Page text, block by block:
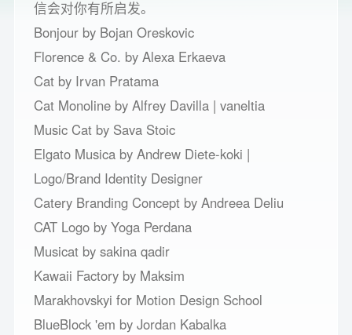
信会对你有所启发。
Bonjour by Bojan Oreskovic
Florence & Co. by Alexa Erkaeva
Cat by Irvan Pratama
Cat Monoline by Alfrey Davilla | vaneltia
Music Cat by Sava Stoic
Elgato Musica by Andrew Diete-koki |
Logo/Brand Identity Designer
Catery Branding Concept by Andreea Deliu
CAT Logo by Yoga Perdana
Musicat by sakina qadir
Kawaii Factory by Maksim
Marakhovskyi for Motion Design School
BlueBlock 'em by Jordan Kabalka